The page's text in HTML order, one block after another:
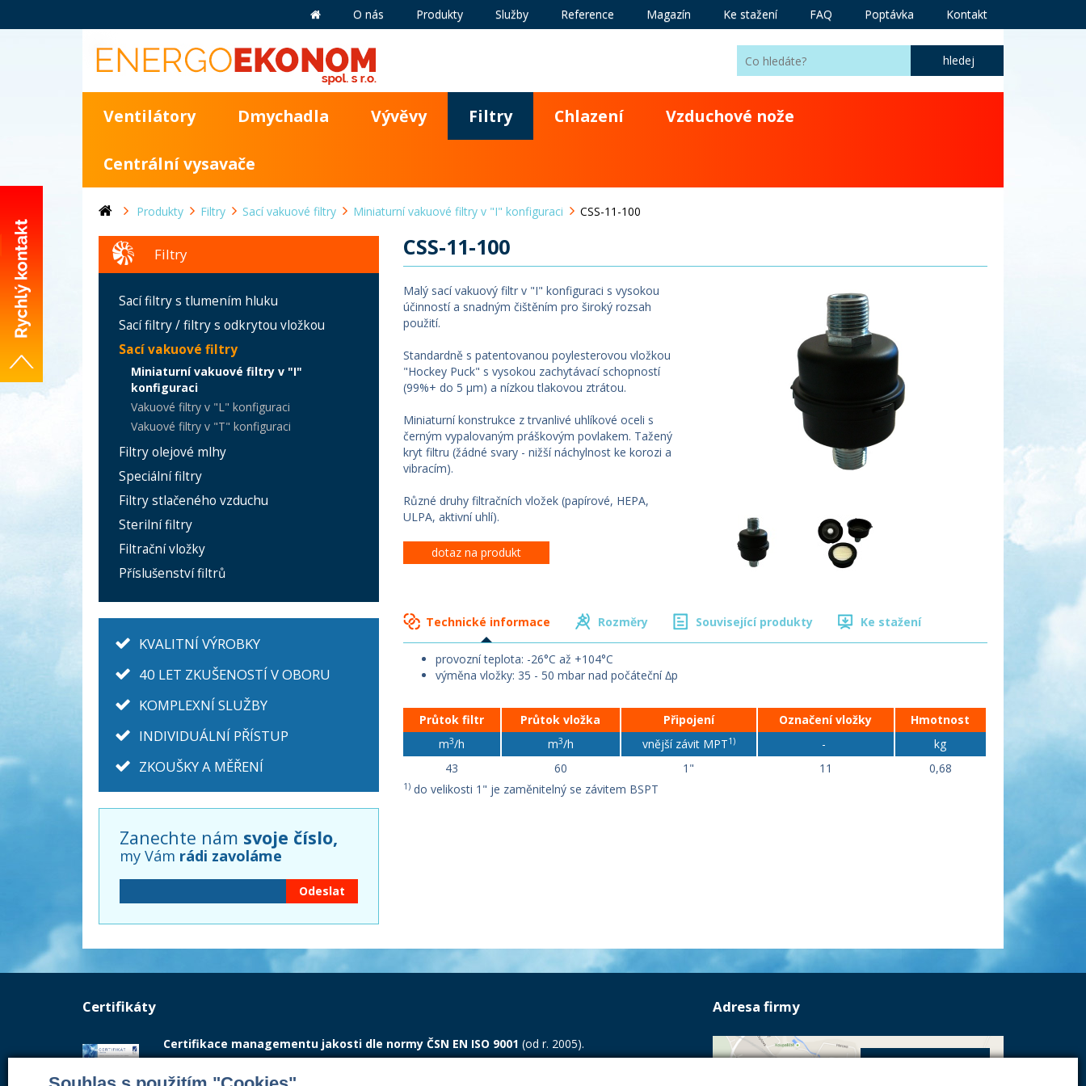
+420 281 981 055
info@energoekonom.cz
Wolkerova 433
CZ-250 82 Úvaly
O nás Produkty Služby Reference Magazín Ke stažení FAQ Poptávka Kontakt
Ventilátory Dmychadla Vývěvy Filtry Chlazení Vzduchové nože
Centrální vysavače
Produkty Filtry Sací vakuové filtry Miniaturní vakuové filtry v "I" konfiguraci CSS-11-100
CSS-11-100
Malý sací vakuový filtr v "I" konfiguraci s vysokou
účinností a snadným čištěním pro široký rozsah
použití.
Standardně s patentovanou poylesterovou vložkou
"Hockey Puck" s vysokou zachytávací schopností
(99%+ do 5 µm) a nízkou tlakovou ztrátou.
Miniaturní konstrukce z trvanlivé uhlíkové oceli s
černým vypalovaným práškovým povlakem. Tažený
kryt filtru (žádné svary - nižší náchylnost ke korozi a
vibracím).
Různé druhy filtračních vložek (papírové, HEPA,
ULPA, aktivní uhlí).
dotaz na produkt
Technické informace Rozměry Související produkty Ke stažení
provozní teplota: -26°C až +104°C
výměna vložky: 35 - 50 mbar nad počáteční ∆p
Průtok filtr Průtok vložka Připojení Označení vložky
Hmotnost
m3/h m3/h vnější závit MPT1) -
kg
43
60 1" 11 0,68
1)do velikosti 1" je zaměnitelný se závitem BSPT
Filtry
Sací filtry s tlumením hluku
Sací filtry / filtry s odkrytou vložkou
Sací vakuové filtry
Miniaturní vakuové filtry v "I"
konfiguraci
Vakuové filtry v "L" konfiguraci
Vakuové filtry v "T" konfiguraci
Filtry olejové mlhy
Speciální filtry
Filtry stlačeného vzduchu
Sterilní filtry
Filtrační vložky
Příslušenství filtrů
KVALITNÍ VÝROBKY
40 LET ZKUŠENOSTÍ V OBORU
KOMPLEXNÍ SLUŽBY
INDIVIDUÁLNÍ PŘÍSTUP
ZKOUŠKY A MĚŘENÍ
Zanechte nám svoje číslo,
my Vám rádi zavoláme
Certifikáty
Certifikace managementu jakosti dle normy ČSN EN ISO 9001 (od r. 2005).
Vydán akreditovaným certifikačním orgánem LL-C Certification s.r.o. a potvrzuje, že zavedený
Adresa firmy